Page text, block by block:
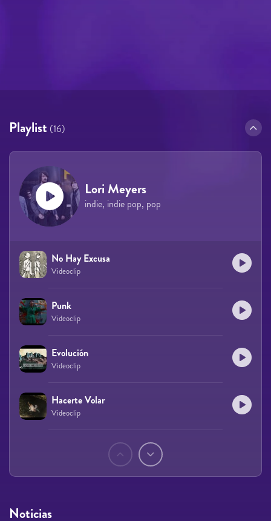
Noticias
Playlist (16)
Lori Meyers
indie, indie pop, pop
No Hay Excusa
Videoclip
Punk
Videoclip
Evolución
Videoclip
Hacerte Volar
Videoclip